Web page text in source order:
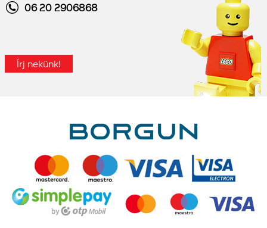
06 20 2906868
Írj nekünk!